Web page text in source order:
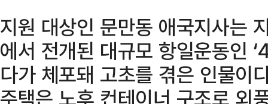
지원 대상인 문만동 애국지사는
에서 전개된 대규모 항일운동인
다가 체포돼 고초를 겪은 인물이
주택은 노후 컨테이너 구조로 외